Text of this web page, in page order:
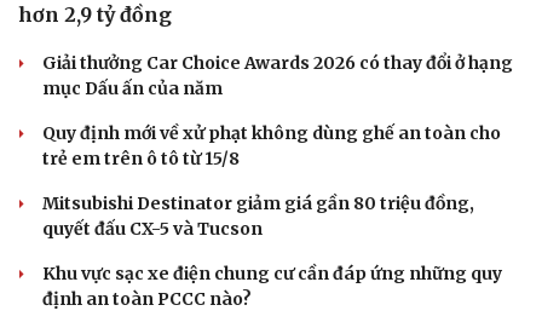
hơn 2,9 tỷ đồng
Giải thưởng Car Choice Awards 2026 có thay đổi ở hạng
mục Dấu ấn của năm
Quy định mới về xử phạt không dùng ghế an toàn cho
trẻ em trên ô tô từ 15/8
Mitsubishi Destinator giảm giá gần 80 triệu đồng,
quyết đấu CX-5 và Tucson
Khu vực sạc xe điện chung cư cần đáp ứng những quy
định an toàn PCCC nào?